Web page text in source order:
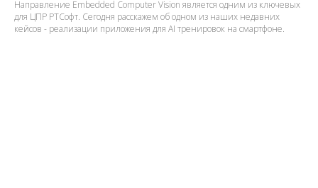
Направление Embedded Computer Vision является одним из ключевых
для ЦПР РТСофт. Сегодня расскажем об одном из наших недавних
кейсов - реализации приложения для AI тренировок на смартфоне.